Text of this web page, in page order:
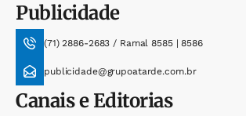
Publicidade
(71) 2886-2683 / Ramal 8585 | 8586
publicidade@grupoatarde.com.br
Canais e Editorias